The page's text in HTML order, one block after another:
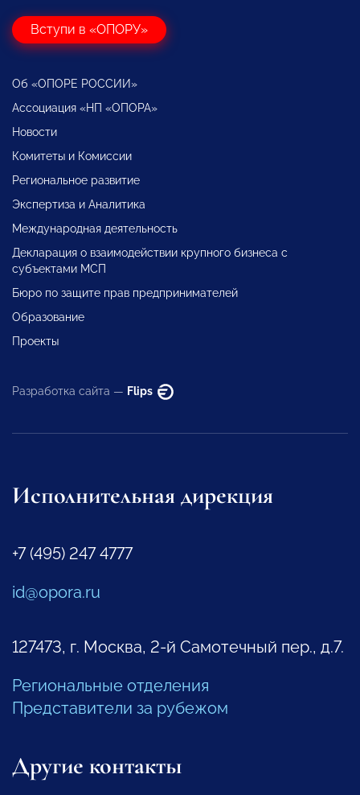
Вступи в «ОПОРУ»
Об «ОПОРЕ РОССИИ»
Ассоциация «НП «ОПОРА»
Новости
Комитеты и Комиссии
Региональное развитие
Экспертиза и Аналитика
Международная деятельность
Декларация о взаимодействии крупного бизнеса с
субъектами МСП
Бюро по защите прав предпринимателей
Образование
Проекты
Разработка сайта — Flips
Исполнительная дирекция
+7 (495) 247 4777
id@opora.ru
127473, г. Москва, 2-й Самотечный пер., д.7.
Региональные отделения
Представители за рубежом
Другие контакты